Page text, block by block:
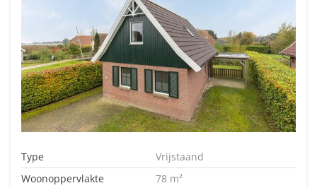
Type
Vrijstaand
Woonoppervlakte
78 m²